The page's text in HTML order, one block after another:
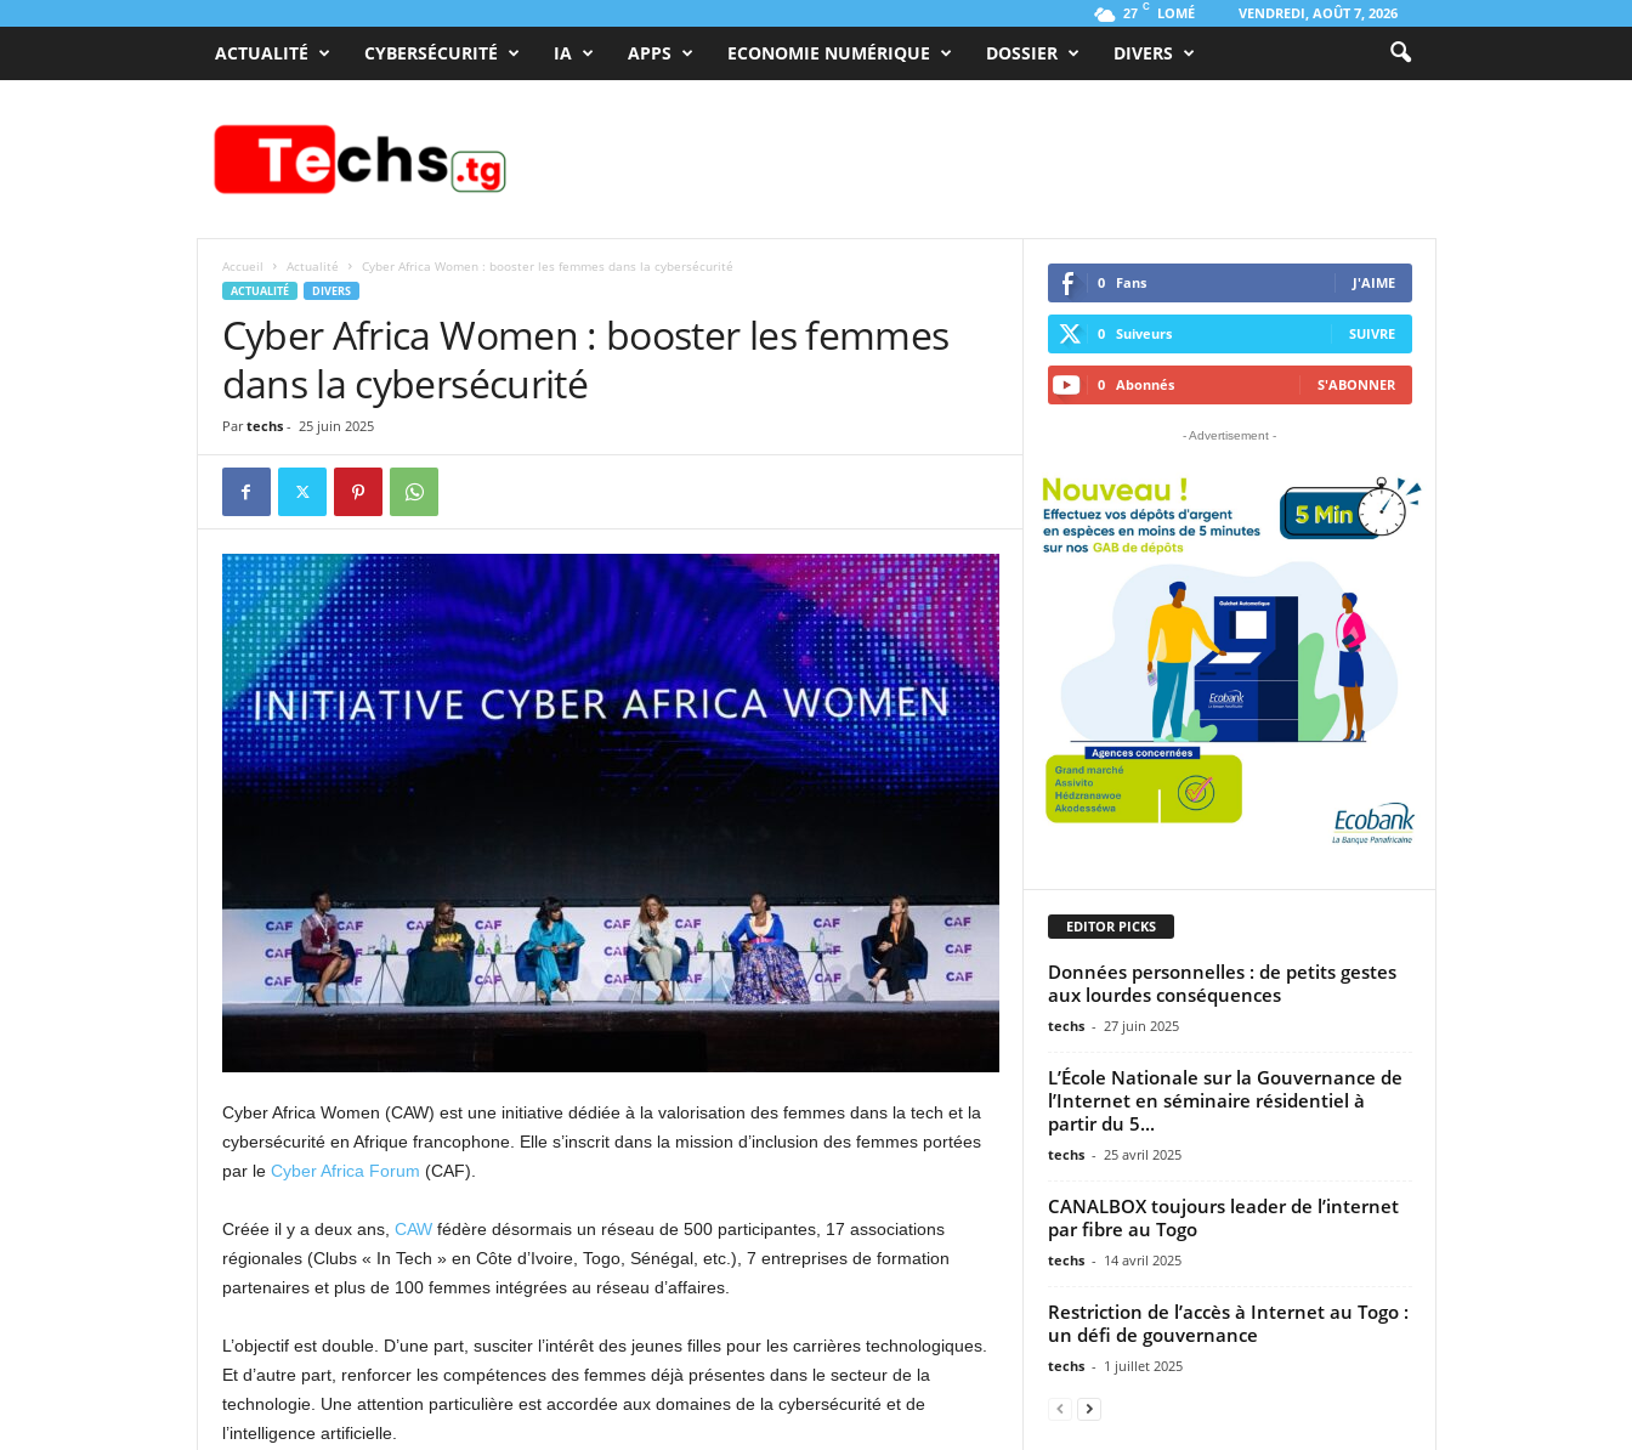
27 C LOMÉ VENDREDI, AOÛT 7, 2026
ACTUALITÉ CYBERSÉCURITÉ IA APPS ECONOMIE NUMÉRIQUE DOSSIER DIVERS
Accueil Actualité Cyber Africa Women : booster les femmes dans la cybersécurité
ACTUALITÉ DIVERS
Cyber Africa Women : booster les femmes
dans la cybersécurité
Par techs- 25 juin 2025
Cyber Africa Women (CAW) est une initiative dédiée à la valorisation des femmes dans la tech et la
cybersécurité en Afrique francophone. Elle s’inscrit dans la mission d’inclusion des femmes portées
par le Cyber Africa Forum (CAF).
Créée il y a deux ans, CAWfédère désormais un réseau de 500 participantes, 17 associations
régionales (Clubs « In Tech » en Côte d’Ivoire, Togo, Sénégal, etc.), 7 entreprises de formation
partenaires et plus de 100 femmes intégrées au réseau d’affaires.
L’objectif est double. D’une part, susciter l’intérêt des jeunes filles pour les carrières technologiques.
Et d’autre part, renforcer les compétences des femmes déjà présentes dans le secteur de la
technologie. Une attention particulière est accordée aux domaines de la cybersécurité et de
l’intelligence artificielle.
0 Fans J'AIME
0 Suiveurs SUIVRE
0 Abonnés S'ABONNER
- Advertisement -
EDITOR PICKS
Données personnelles : de petits gestes
aux lourdes conséquences
techs - 27 juin 2025
L’École Nationale sur la Gouvernance de
l’Internet en séminaire résidentiel à
partir du 5...
techs - 25 avril 2025
CANALBOX toujours leader de l’internet
par fibre au Togo
techs - 14 avril 2025
Restriction de l’accès à Internet au Togo :
un défi de gouvernance
techs - 1 juillet 2025